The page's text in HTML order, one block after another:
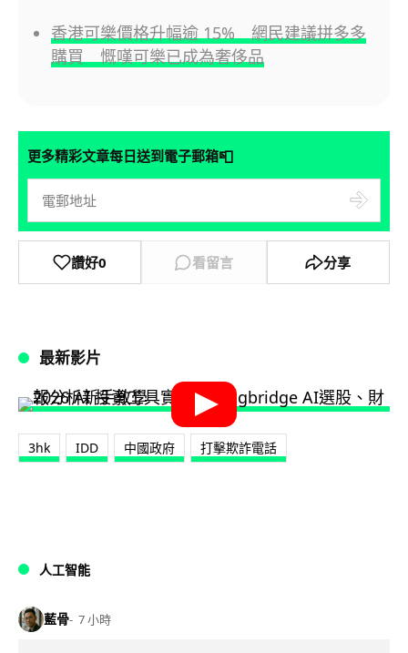
香港可樂價格升幅逾 15% 網民建議拼多多
購買 慨嘆可樂已成為奢侈品
更多精彩文章每日送到電子郵箱📮
讚好0 看留言 分享
最新影片
3hk IDD 中國政府 打擊欺詐電話
人工智能
藍骨 7 小時